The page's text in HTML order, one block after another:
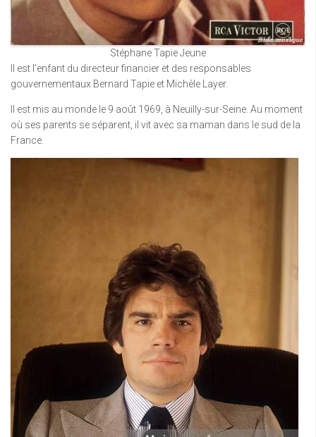
Stéphane Tapie Jeune
Il est l’enfant du directeur financier et des responsables
gouvernementaux Bernard Tapie et Michèle Layer.
Il est mis au monde le 9 août 1969, à Neuilly-sur-Seine. Au moment
où ses parents se séparent, il vit avec sa maman dans le sud de la
France.